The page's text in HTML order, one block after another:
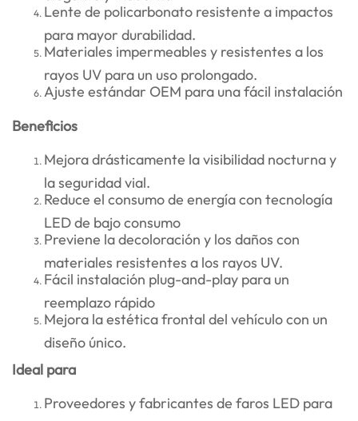
Lente de policarbonato resistente a impactos
para mayor durabilidad.
Materiales impermeables y resistentes a los
rayos UV para un uso prolongado.
Ajuste estándar OEM para una fácil instalación
Beneficios
Mejora drásticamente la visibilidad nocturna y
la seguridad vial.
Reduce el consumo de energía con tecnología
LED de bajo consumo
Previene la decoloración y los daños con
materiales resistentes a los rayos UV.
Fácil instalación plug-and-play para un
reemplazo rápido
Mejora la estética frontal del vehículo con un
diseño único.
Ideal para
Proveedores y fabricantes de faros LED para